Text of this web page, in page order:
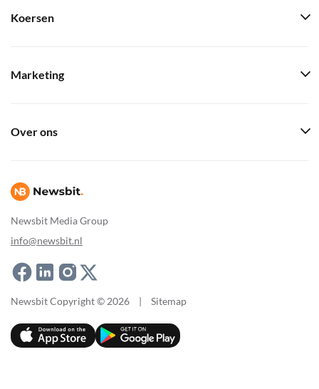
Newsbit Media Group
info@newsbit.nl
Koersen
Marketing
Over ons
Newsbit Copyright © 2026 | Sitemap